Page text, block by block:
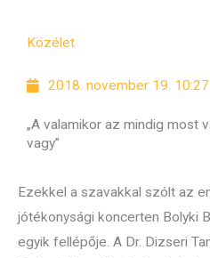
Közélet
2018. november 19. 10:27
„A valamikor az mindig most
vagy”
Ezekkel a szavakkal szólt az
jótékonysági koncerten Bolyki
egyik fellépője. A Dr. Dizseri